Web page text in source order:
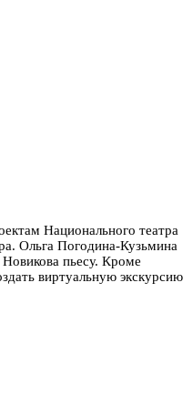
Национального театра
Ольга Погодина-Кузьмина
пьесу. Кроме
виртуальную экскурсию